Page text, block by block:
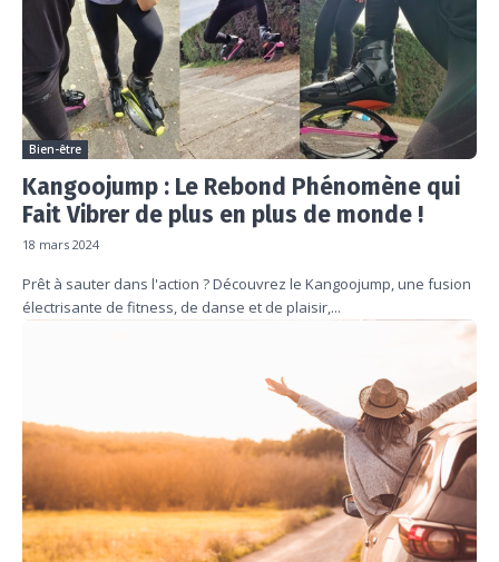
Bien-être
Kangoojump : Le Rebond Phénomène qui
Fait Vibrer de plus en plus de monde !
18 mars 2024
Prêt à sauter dans l'action ? Découvrez le Kangoojump, une fusion
électrisante de fitness, de danse et de plaisir,...